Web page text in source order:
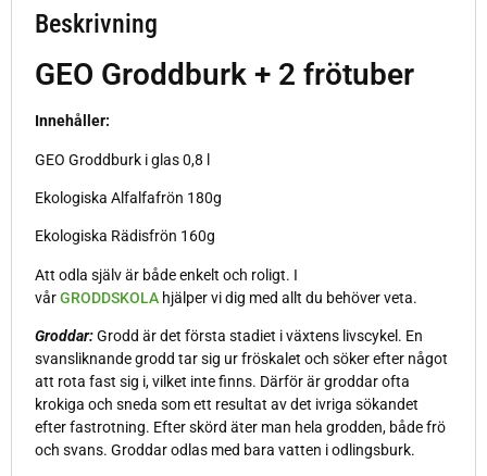
Beskrivning
GEO Groddburk + 2 frötuber
Innehåller:
GEO Groddburk i glas 0,8 l
Ekologiska Alfalfafrön 180g
Ekologiska Rädisfrön 160g
Att odla själv är både enkelt och roligt. I
vår GRODDSKOLA hjälper vi dig med allt du behöver veta.
Groddar:Grodd är det första stadiet i växtens livscykel. En
svansliknande grodd tar sig ur fröskalet och söker efter något
att rota fast sig i, vilket inte finns. Därför är groddar ofta
krokiga och sneda som ett resultat av det ivriga sökandet
efter fastrotning. Efter skörd äter man hela grodden, både frö
och svans. Groddar odlas med bara vatten i odlingsburk.